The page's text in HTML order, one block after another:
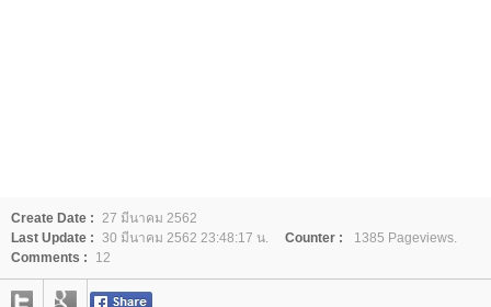
Create Date : 27 มีนาคม 2562
Last Update : 30 มีนาคม 2562 23:48:17 น. Counter :
1385 Pageviews.
Comments :
12